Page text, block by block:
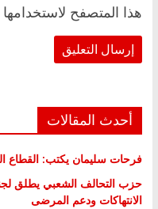
هذا المتصفح
أحدث المقالات
فرحات سليمان يكتب: القطاع
حزب التحالف الشعبي يطلق
الانتهاكات ودعم المرضى